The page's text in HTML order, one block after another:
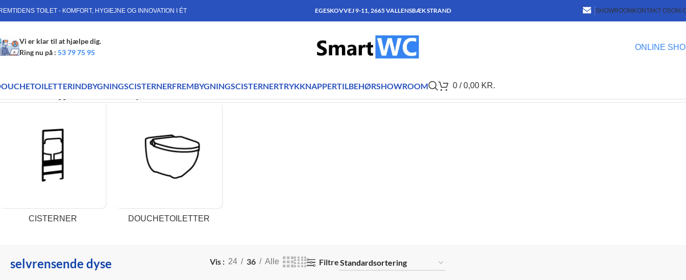
TOILET - KOMFORT, HYGIEJNE OG INNOVATION I ÉT EGESKOVVEJ 9-11, 2665 VALLENSBÆK STRAND SHOWROOM KONTAKT OSOM
Vi er klar til at hjælpe dig.
Ring nu på : 53 79 75 95
ONLINE
INDBYGNINGSCISTERNERFREMBYGNINGSCISTERNERTRYKKNAPPERTILBEHØRSHOWROOM 0 / 0,00 KR.
CISTERNER DOUCHETOILETTER
selvrensende dyse Vis 24 36 Alle Filtre